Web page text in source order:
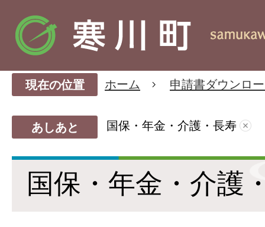
現在の位置 ホーム 申請書ダウンロ
あしあと 国保・年金・介護・長寿
国保・年金・介護